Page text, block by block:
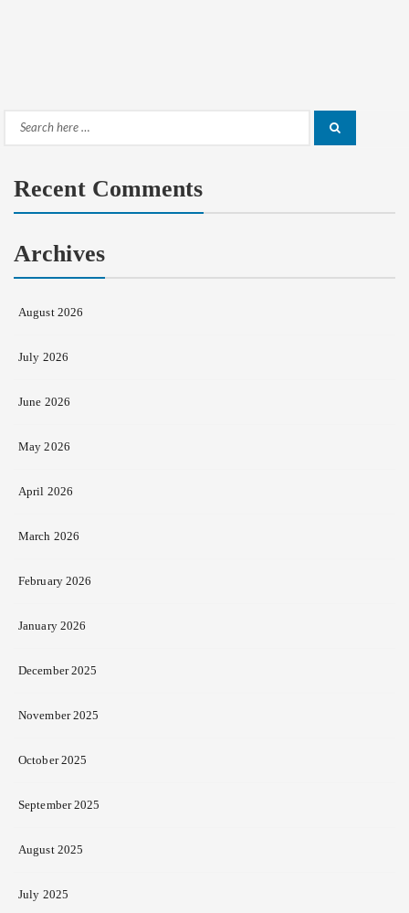
Search
Recent Comments
Archives
August 2026
July 2026
June 2026
May 2026
April 2026
March 2026
February 2026
January 2026
December 2025
November 2025
October 2025
September 2025
August 2025
July 2025